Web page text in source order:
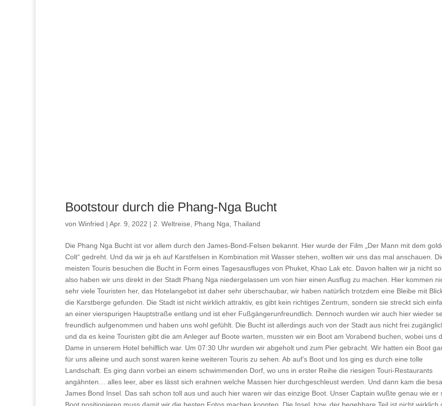
Bootstour durch die Phang-Nga Bucht
von Winfried | Apr. 9, 2022 | 2. Weltreise Phang Nga Thailand
Die Phang Nga Bucht ist vor allem durch den James-Bond-Felsen bekannt. Hier wurde der Film „Der Mann mit dem
Colt“ gedreht. Und da wir ja eh auf Karstfelsen in Kombination mit Wasser stehen, wollten wir uns das mal anschauen.
meisten Touris besuchen die Bucht in Form eines Tagesausfluges von Phuket, Khao Lak etc. Davon halten wir ja nicht so
also haben wir uns direkt in der Stadt Phang Nga niedergelassen um von hier einen Ausflug zu machen. Hier kommen
sehr viele Touristen her, das Hotelangebot ist daher sehr überschaubar, wir haben natürlich trotzdem eine Bleibe mit
die Karstberge gefunden. Die Stadt ist nicht wirklich attraktiv, es gibt kein richtiges Zentrum, sondern sie streckt sich
an einer vierspurigen Hauptstraße entlang und ist eher Fußgängerunfreundlich. Dennoch wurden wir auch hier wieder
freundlich aufgenommen und haben uns wohl gefühlt. Die Bucht ist allerdings auch von der Stadt aus nicht frei
und da es keine Touristen gibt die am Anleger auf Boote warten, mussten wir ein Boot am Vorabend buchen, wobei uns
Dame in unserem Hotel behilflich war. Um 07:30 Uhr wurden wir abgeholt und zum Pier gebracht. Wir hatten ein Boot
für uns alleine und auch sonst waren keine weiteren Touris zu sehen. Ab auf’s Boot und los ging es durch eine tolle
Landschaft. Es ging dann vorbei an einem schwimmenden Dorf, wo uns in erster Reihe die riesigen Touri-Restaurants
angähnten… alles leer, aber es lässt sich erahnen welche Massen hier durchgeschleust werden. Und dann kam die
James Bond Insel. Das sah schon toll aus und auch hier waren wir das einzige Boot. Unser Captain wußte genau wie er
Boot positionieren muss damit wir die besten Fotos machen konnten. Die Insel, bzw. der begehbare Teil ist nicht wirklich